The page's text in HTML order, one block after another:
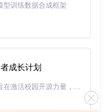
出音频
式，启用峰值监测和自
到软件进行实时编码
MD作为备份
将MD中的音频回传
型训练数据合成框架
成长计划
「源启盛夏」暑期校园开发者成长计划旨在激活校园开源力量，通过积分激励、认证扶持、资源倾斜等形式，引导高校组织和开发者完成「入驻 — 建项目 — 做贡献 — 获认证 — 得资源」的完整闭环。无论你是想带领社团入驻平台的组织者，还是希望用代码贡献证明自己的开发者，都能在这里找到属于你的成长路径。